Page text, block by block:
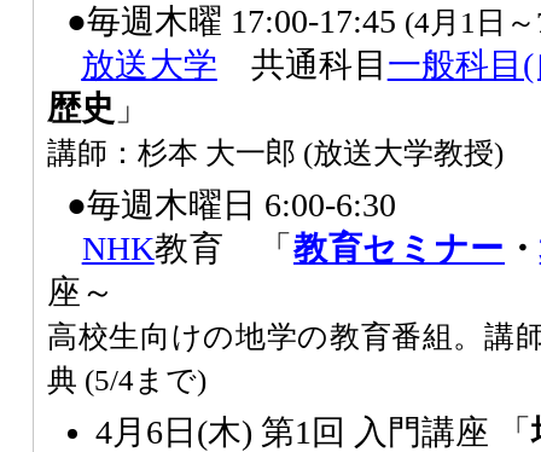
●毎週木曜 17:00-17:45 (4月1日
放送大学 共通科目 一般科目
歴史 」
講師：杉本 大一郎 (放送大学教授)
●毎週木曜日 6:00-6:30
NHK教育 「教育セミナー ・
座～
高校生向けの地学の教育番組。講
典 (5/4まで)
4月6日(木) 第1回 入門講座 「